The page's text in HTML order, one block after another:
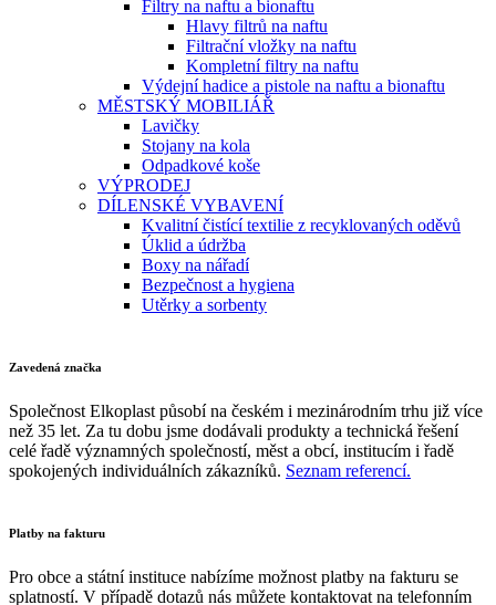
Filtry na naftu a bionaftu
Hlavy filtrů na naftu
Filtrační vložky na naftu
Kompletní filtry na naftu
Výdejní hadice a pistole na naftu a bionaftu
MĚSTSKÝ MOBILIÁŘ
Lavičky
Stojany na kola
Odpadkové koše
VÝPRODEJ
DÍLENSKÉ VYBAVENÍ
Kvalitní čistící textilie z recyklovaných oděvů
Úklid a údržba
Boxy na nářadí
Bezpečnost a hygiena
Utěrky a sorbenty
Zavedená značka
Společnost Elkoplast působí na českém i mezinárodním trhu již více
než 35 let. Za tu dobu jsme dodávali produkty a technická řešení
celé řadě významných společností, měst a obcí, institucím i řadě
spokojených individuálních zákazníků. Seznam referencí.
Platby na fakturu
Pro obce a státní instituce nabízíme možnost platby na fakturu se
splatností. V případě dotazů nás můžete kontaktovat na telefonním